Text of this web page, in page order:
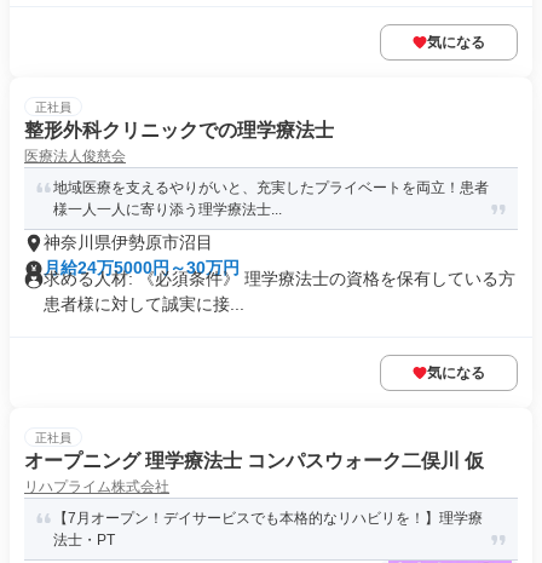
気になる
正社員
整形外科クリニックでの理学療法士
医療法人俊慈会
地域医療を支えるやりがいと、充実したプライベートを両立！患者
様一人一人に寄り添う理学療法士...
神奈川県伊勢原市沼目
月給24万5000円～30万円
求める人材: 《必須条件》 理学療法士の資格を保有している方
患者様に対して誠実に接...
気になる
正社員
オープニング 理学療法士 コンパスウォーク二俣川 仮
リハプライム株式会社
【7月オープン！デイサービスでも本格的なリハビリを！】理学療
法士・PT